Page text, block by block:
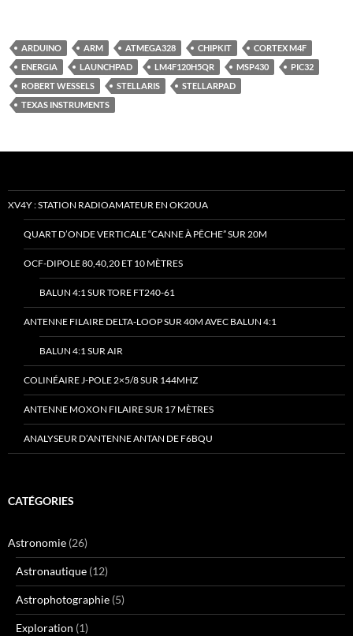
ARDUINO ARM ATMEGA328 CHIPKIT
CORTEX M4F
ENERGIA
LAUNCHPAD LM4F120H5QR MSP430
PIC32
ROBERT WESSELS
STELLARIS
STELLARPAD
TEXAS INSTRUMENTS
XV4Y : STATION RADIOAMATEUR EN OK20UA
QUART D’ONDE VERTICALE “CANNE À PÊCHE” SUR 20M
OCF-DIPOLE 80,40,20 ET 10 MÈTRES
BALUN 4:1 SUR TORE FT240-61
ANTENNE FILAIRE DELTA-LOOP SUR 40M AVEC BALUN 4:1
BALUN 4:1 SUR AIR
COLINÉAIRE J-POLE 2×5/8 SUR 144MHZ
ANTENNE MOXON FILAIRE SUR 17 MÈTRES
ANALYSEUR D’ANTENNE ANTAN DE F6BQU
CATÉGORIES
Astronomie (26)
Astronautique (12)
Astrophotographie (5)
Exploration (1)